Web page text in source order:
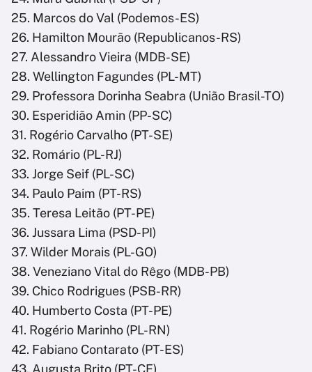
25. Marcos do Val (Podemos-ES)
26. Hamilton Mourão (Republicanos-RS)
27. Alessandro Vieira (MDB-SE)
28. Wellington Fagundes (PL-MT)
29. Professora Dorinha Seabra (União Brasil-TO)
30. Esperidião Amin (PP-SC)
31. Rogério Carvalho (PT-SE)
32. Romário (PL-RJ)
33. Jorge Seif (PL-SC)
34. Paulo Paim (PT-RS)
35. Teresa Leitão (PT-PE)
36. Jussara Lima (PSD-PI)
37. Wilder Morais (PL-GO)
38. Veneziano Vital do Rêgo (MDB-PB)
39. Chico Rodrigues (PSB-RR)
40. Humberto Costa (PT-PE)
41. Rogério Marinho (PL-RN)
42. Fabiano Contarato (PT-ES)